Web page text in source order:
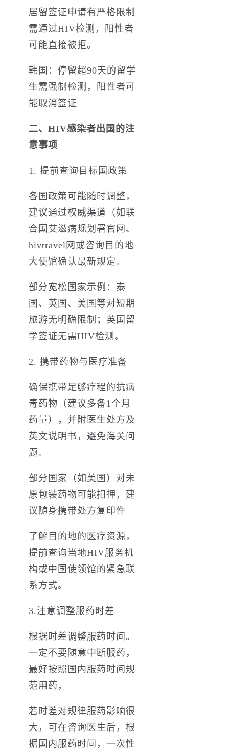
居留签证申请有严格限制
需通过HIV检测，阳性者
可能直接被拒。
韩国：停留超90天的留学
生需强制检测，阳性者可
能取消签证
二、HIV感染者出国的注
意事项
1. 提前查询目标国政策
各国政策可能随时调整，
建议通过权威渠道（如联
合国艾滋病规划署官网、
hivtravel网或咨询目的地
大使馆确认最新规定。
部分宽松国家示例：泰
国、英国、美国等对短期
旅游无明确限制；英国留
学签证无需HIV检测。
2. 携带药物与医疗准备
确保携带足够疗程的抗病
毒药物（建议多备1个月
药量），并附医生处方及
英文说明书，避免海关问
题。
部分国家（如美国）对未
原包装药物可能扣押，建
议随身携带处方复印件
了解目的地的医疗资源，
提前查询当地HIV服务机
构或中国使领馆的紧急联
系方式。
3.注意调整服药时差
根据时差调整服药时间。
一定不要随意中断服药，
最好按照国内服药时间规
范用药，
若时差对规律服药影响很
大，可在咨询医生后，根
据国内服药时间，一次性